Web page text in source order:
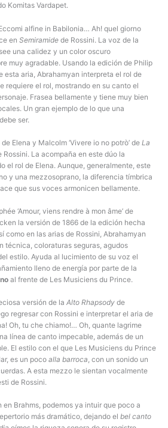
Komitas Vardapet.
alfine in Babilonia… Ah! quel giorno
en Semiramide de Rossini. La voz de la
una calidez y un color oscuro
muy agradable. Usando la edición de Philip
esta aria, Abrahamyan interpreta el rol de
requiere el rol, mostrando en su canto el
Frasea bellamente y tiene muy bien
Un gran ejemplo de lo que una
ser.
Elena y Malcolm ‘Vivere io no potrò’ de La
Rossini. La acompaña en este dúo la
el rol de Elena. Aunque, generalmente, este
y una mezzosoprano, la diferencia tímbrica
que sus voces armonicen bellamente.
‘Amour, viens rendre à mon âme’ de
la versión de 1866 de la edición hecha
como en las arias de Rossini, Abrahamyan
técnica, coloraturas seguras, agudos
estilo. Ayuda al lucimiento de su voz el
lleno de energía por parte de la
al frente de Les Musiciens du Prince.
versión de la Alto Rhapsody de
regresar con Rossini e interpretar el aria de
Oh, tu che chiamo!… Oh, quante lagrime
línea de canto impecable, además de un
El estilo con el que Les Musiciens du Prince
es un poco alla barroca, con un sonido un
A esta mezzo le sientan vocalmente
de Rossini.
Brahms, podemos ya intuir que poco a
más dramático, dejando el bel canto